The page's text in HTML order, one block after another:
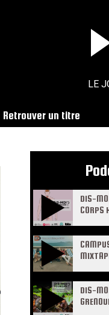
LE
Retrouver un titre
DIS-
CORPS
DIS-